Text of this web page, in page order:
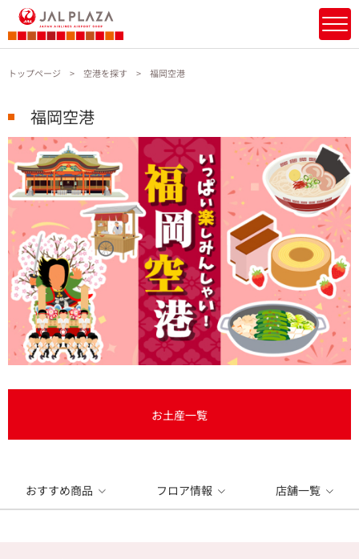
トップページ 空港を探す 福岡空港
福岡空港
お土産一覧
おすすめ商品 フロア情報 店舗一覧